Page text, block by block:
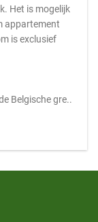
Het is mogelijk
appartement
is exclusief
Belgische gre..